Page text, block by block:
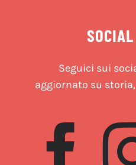
Seguici sui
aggiornato su